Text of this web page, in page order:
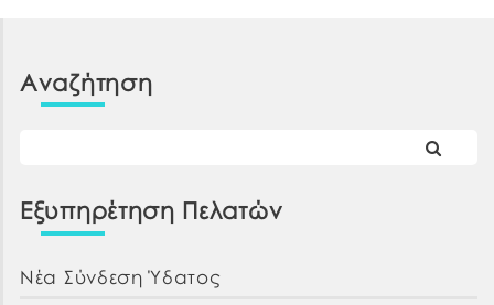
[…]
Αναζήτηση
Εξυπηρέτηση Πελατών
Νέα Σύνδεση Ύδατος